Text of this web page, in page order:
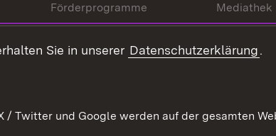
Förderprogramme Mediathek
Sie in unserer Datenschutzerklärung.
Twitter und Google werden auf der gesamten